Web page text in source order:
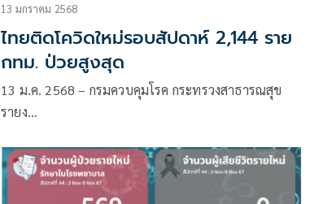
13 มกราคม 2568
ไทยติดโควิดใหม่รอบสัปดาห์ 2,144 ราย
กทม. ป่วยสูงสุด
13 ม.ค. 2568 – กรมควบคุมโรค กระทรวงสาธารณสุข
รายง…